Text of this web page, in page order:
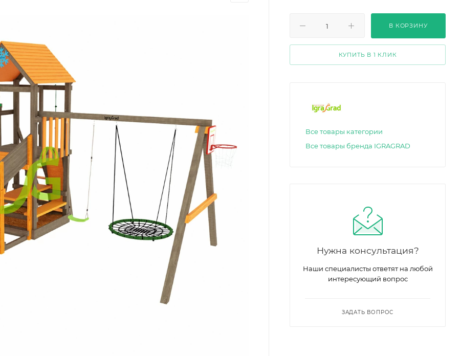
В КОРЗИНУ
КУПИТЬ В 1 КЛИК
Все товары категории
Все товары бренда IGRAGRAD
Нужна консультация?
Наши специалисты ответят на любой
интересующий вопрос
ЗАДАТЬ ВОПРОС